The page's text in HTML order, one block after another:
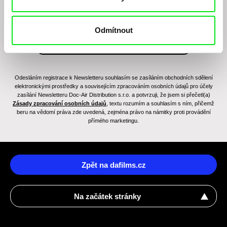
Odmítnout
Odesláním registrace k Newsletteru souhlasím se zasíláním obchodních sdělení
elektronickými prostředky a souvisejícím zpracováním osobních údajů pro účely
zasílání Newsletteru Doc-Air Distribution s.r.o. a potvrzuji, že jsem si přečetl(a)
Zásady zpracování osobních údajů , textu rozumím a souhlasím s ním, přičemž
beru na vědomí práva zde uvedená, zejména právo na námitky proti provádění
přímého marketingu.
Zpět na dafilms.cz
Na začátek stránky